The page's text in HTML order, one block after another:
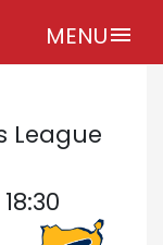
MENUmenu
League